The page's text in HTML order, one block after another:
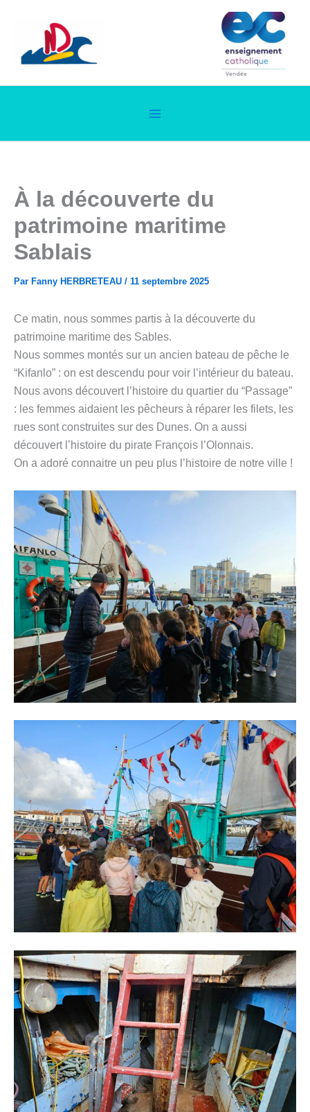
À la découverte du
patrimoine maritime
Sablais
Par Fanny HERBRETEAU / 11 septembre 2025
Ce matin, nous sommes partis à la découverte du
patrimoine maritime des Sables.
Nous sommes montés sur un ancien bateau de pêche le
“Kifanlo” : on est descendu pour voir l’intérieur du bateau.
Nous avons découvert l’histoire du quartier du “Passage”
: les femmes aidaient les pêcheurs à réparer les filets, les
rues sont construites sur des Dunes. On a aussi
découvert l’histoire du pirate François l’Olonnais.
On a adoré connaitre un peu plus l’histoire de notre ville !